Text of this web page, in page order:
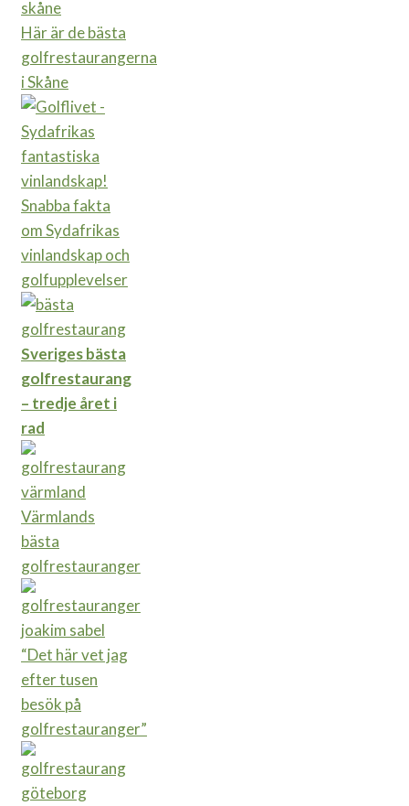
Här är de bästa
golfrestaurangerna
i Skåne
Snabba fakta
om Sydafrikas
vinlandskap och
golfupplevelser
Sveriges bästa
golfrestaurang
– tredje året i
rad
Värmlands
bästa
golfrestauranger
“Det här vet jag
efter tusen
besök på
golfrestauranger”